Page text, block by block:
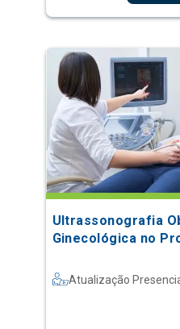
Ultrassonografia
Ginecológica no
Atualização